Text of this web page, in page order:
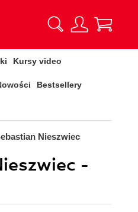
Kursy video
Bestsellery
Nieszwiec
-